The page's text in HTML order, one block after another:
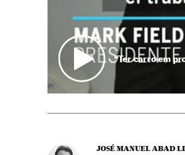
“Ter carro em
JOSÉ MANUEL ABAD